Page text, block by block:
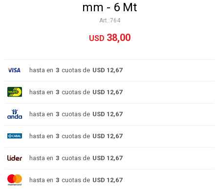
mm - 6 Mt
764
USD 38,00
hasta en 3 cuotas de USD 12,67
hasta en 3 cuotas de USD 12,67
hasta en 3 cuotas de USD 12,67
hasta en 3 cuotas de USD 12,67
hasta en 3 cuotas de USD 12,67
hasta en 3 cuotas de USD 12,67